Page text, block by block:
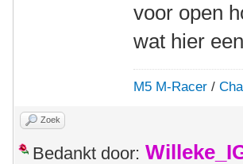
voor open
wat hier
M5 M-Racer /
Zoek
Bedankt door: